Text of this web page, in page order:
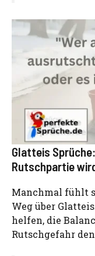
Glatteis
Rutschpartie
Manchmal fühlt
Weg über
helfen, die
Rutschgefahr